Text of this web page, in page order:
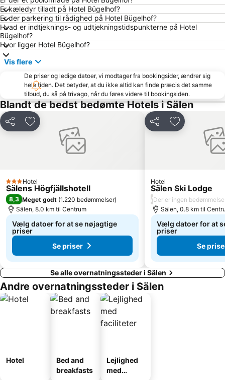
Er kæledyr tilladt på Hotel Bügelhof?
Er der parkering til rådighed på Hotel Bügelhof?
Hvad er indtjeknings- og udtjekningstidspunkterne på Hotel
Bügelhof?
Hvor ligger Hotel Bügelhof?
Vis flere
De priser og ledige datoer, vi modtager fra bookingsider, ændrer sig
hele tiden. Det betyder, at du ikke altid kan finde præcis det samme
tilbud, du så på trivago, når du føres videre til bookingsiden.
Blandt de bedst bedømte Hotels i Sälen
Del Føj til favoritter
3 Stjerner
Hotel
Sälens Högfjällshotell
8,3 Meget godt (1.220 bedømmelser)
Sälen, 8.0 km til Centrum
Vælg datoer for at se nøjagtige
priser
Se priser
Del Føj til
Hotel
Sälen Ski Lodge
/Der er ingen bedømmelse
Sälen, 0.8 km til
Vælg datoer for at
priser
Se
Se alle overnatningssteder i Sälen
Andre overnatningssteder i Sälen
Hotel
Bed and
breakfasts
Lejlighed
med